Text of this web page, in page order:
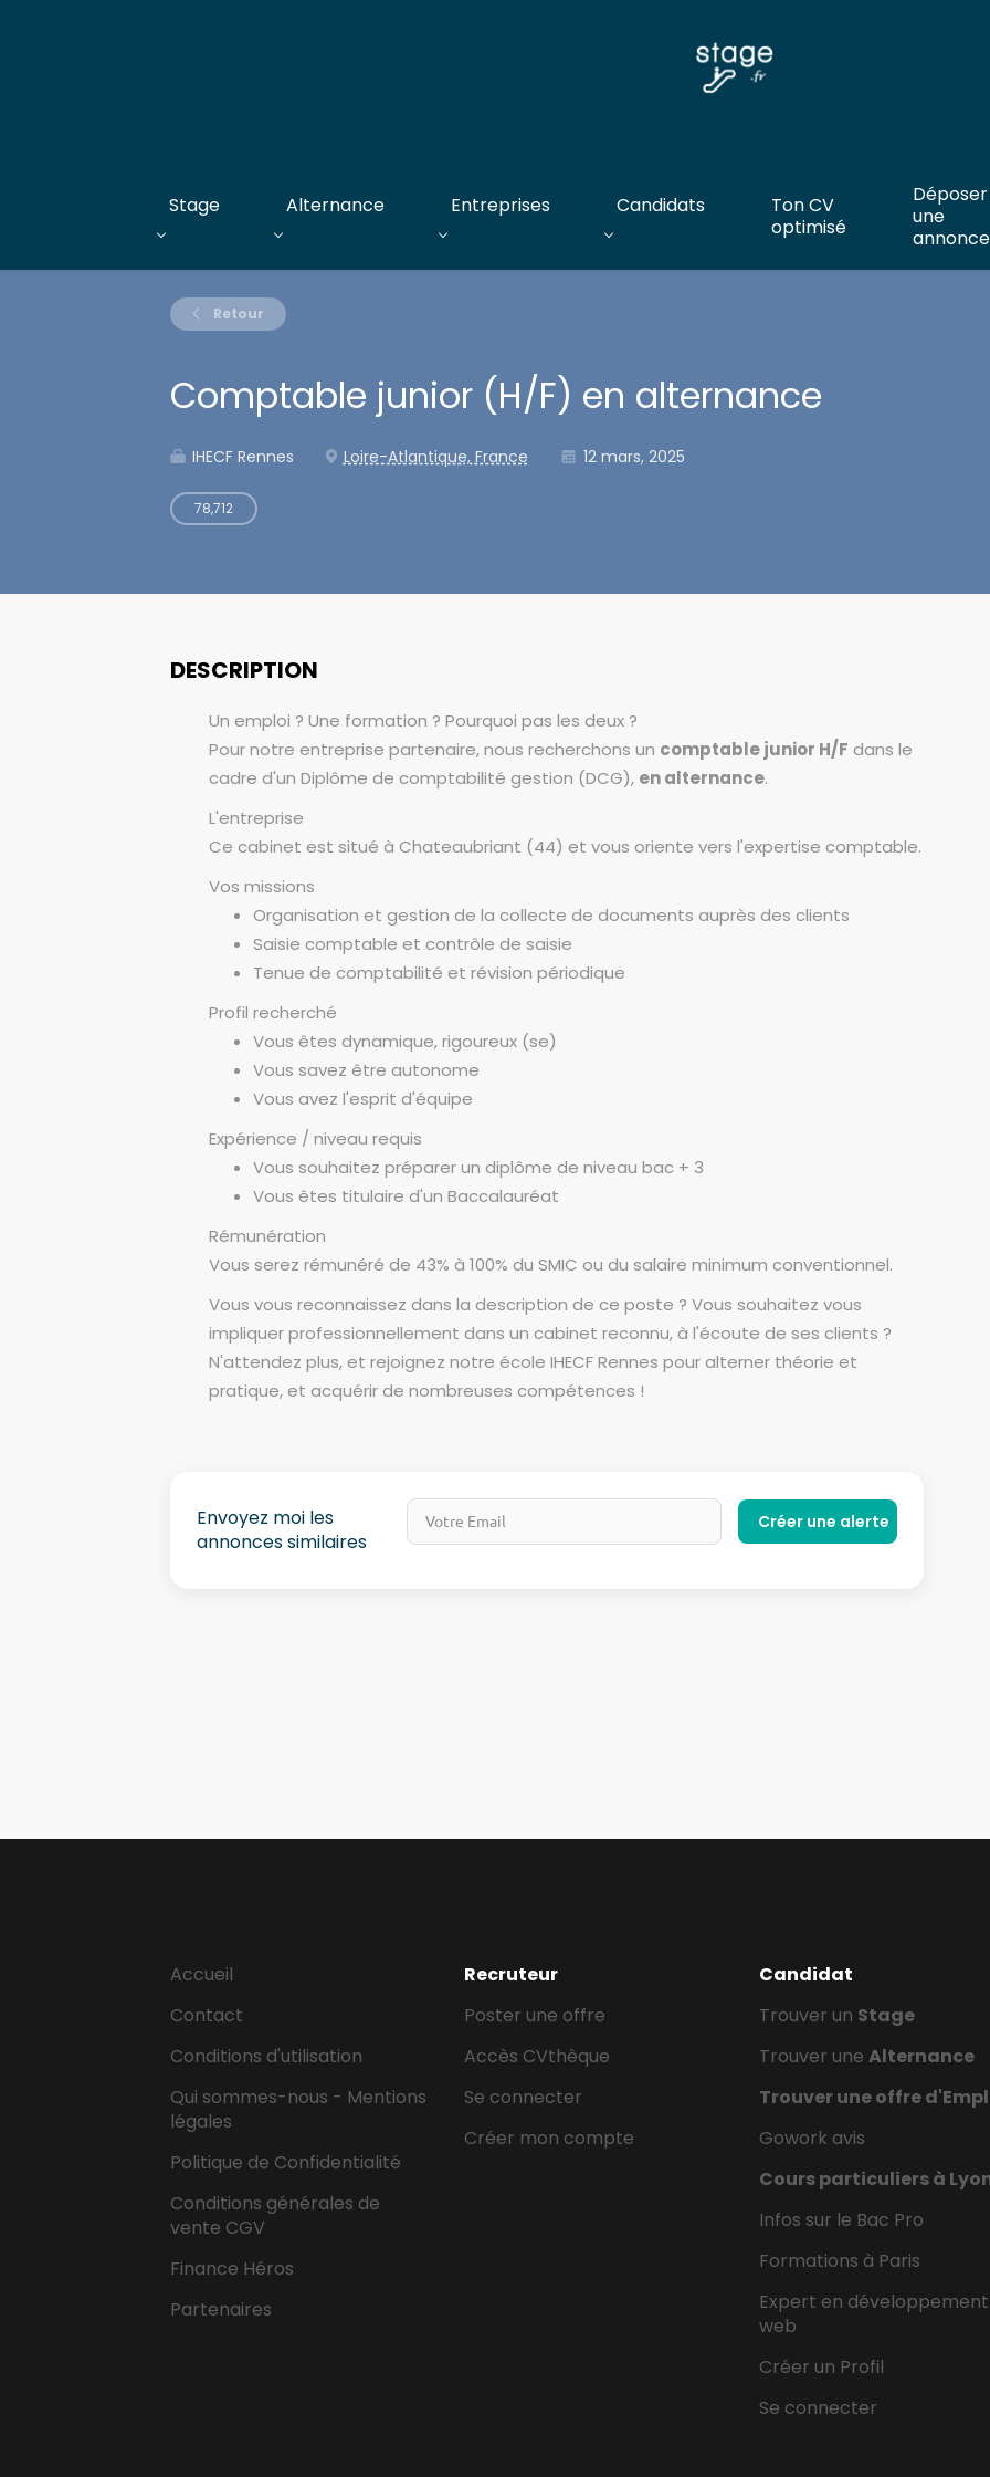
Stage Alternance Entreprises Candidats
Ton CV
optimisé
Déposer
une
annonce
Retour
Comptable junior (H/F) en alternance
IHECF Rennes Loire-Atlantique, France 12 mars, 2025
78,712
DESCRIPTION
Un emploi ? Une formation ? Pourquoi pas les deux ?
Pour notre entreprise partenaire, nous recherchons un comptable junior H/F dans le
cadre d'un Diplôme de comptabilité gestion (DCG), en alternance.
L'entreprise
Ce cabinet est situé à Chateaubriant (44) et vous oriente vers l'expertise comptable.
Vos missions
Organisation et gestion de la collecte de documents auprès des clients
Saisie comptable et contrôle de saisie
Tenue de comptabilité et révision périodique
Profil recherché
Vous êtes dynamique, rigoureux (se)
Vous savez être autonome
Vous avez l'esprit d'équipe
Expérience / niveau requis
Vous souhaitez préparer un diplôme de niveau bac + 3
Vous êtes titulaire d'un Baccalauréat
Rémunération
Vous serez rémunéré de 43% à 100% du SMIC ou du salaire minimum conventionnel.
Vous vous reconnaissez dans la description de ce poste ? Vous souhaitez vous
impliquer professionnellement dans un cabinet reconnu, à l'écoute de ses clients ?
N'attendez plus, et rejoignez notre école IHECF Rennes pour alterner théorie et
pratique, et acquérir de nombreuses compétences !
Envoyez moi les
annonces similaires
Accueil
Contact
Conditions d'utilisation
Qui sommes-nous - Mentions
légales
Politique de Confidentialité
Conditions générales de
vente CGV
Finance Héros
Partenaires
Recruteur
Poster une offre
Accès CVthèque
Se connecter
Créer mon compte
Candidat
Trouver un Stage
Trouver une Alternance
Trouver une offre
Gowork avis
Cours particuliers à
Infos sur le Bac Pro
Formations à Paris
Expert en développement
web
Créer un Profil
Se connecter